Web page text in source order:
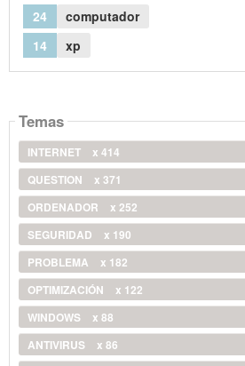
24
computador
14
xp
Temas
INTERNET
x 414
QUESTION
x 371
ORDENADOR
x 252
SEGURIDAD
x 190
PROBLEMA
x 182
OPTIMIZACIÓN
x 122
WINDOWS
x 88
ANTIVIRUS
x 86